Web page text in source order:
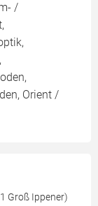
/
Orient /
Groß Ippener)